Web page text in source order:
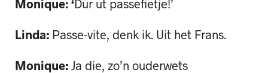
Monique: ‘Dur ut passefietje!’
Linda: Passe-vite, denk ik. Uit het Frans.
Monique: Ja die, zo’n ouderwets